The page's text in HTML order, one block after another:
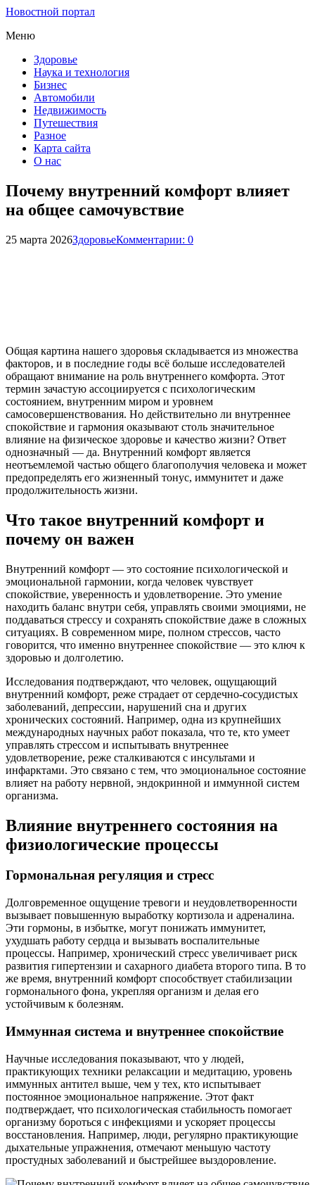
Новостной портал
Меню
Здоровье
Наука и технология
Бизнес
Автомобили
Недвижимость
Путешествия
Разное
Карта сайта
О нас
Почему внутренний комфорт влияет
на общее самочувствие
25 марта 2026ЗдоровьеКомментарии: 0
Общая картина нашего здоровья складывается из множества
факторов, и в последние годы всё больше исследователей
обращают внимание на роль внутреннего комфорта. Этот
термин зачастую ассоциируется с психологическим
состоянием, внутренним миром и уровнем
самосовершенствования. Но действительно ли внутреннее
спокойствие и гармония оказывают столь значительное
влияние на физическое здоровье и качество жизни? Ответ
однозначный — да. Внутренний комфорт является
неотъемлемой частью общего благополучия человека и может
предопределять его жизненный тонус, иммунитет и даже
продолжительность жизни.
Что такое внутренний комфорт и
почему он важен
Внутренний комфорт — это состояние психологической и
эмоциональной гармонии, когда человек чувствует
спокойствие, уверенность и удовлетворение. Это умение
находить баланс внутри себя, управлять своими эмоциями, не
поддаваться стрессу и сохранять спокойствие даже в сложных
ситуациях. В современном мире, полном стрессов, часто
говорится, что именно внутреннее спокойствие — это ключ к
здоровью и долголетию.
Исследования подтверждают, что человек, ощущающий
внутренний комфорт, реже страдает от сердечно-сосудистых
заболеваний, депрессии, нарушений сна и других
хронических состояний. Например, одна из крупнейших
международных научных работ показала, что те, кто умеет
управлять стрессом и испытывать внутреннее
удовлетворение, реже сталкиваются с инсультами и
инфарктами. Это связано с тем, что эмоциональное состояние
влияет на работу нервной, эндокринной и иммунной систем
организма.
Влияние внутреннего состояния на
физиологические процессы
Гормональная регуляция и стресс
Долговременное ощущение тревоги и неудовлетворенности
вызывает повышенную выработку кортизола и адреналина.
Эти гормоны, в избытке, могут понижать иммунитет,
ухудшать работу сердца и вызывать воспалительные
процессы. Например, хронический стресс увеличивает риск
развития гипертензии и сахарного диабета второго типа. В то
же время, внутренний комфорт способствует стабилизации
гормонального фона, укрепляя организм и делая его
устойчивым к болезням.
Иммунная система и внутреннее спокойствие
Научные исследования показывают, что у людей,
практикующих техники релаксации и медитацию, уровень
иммунных антител выше, чем у тех, кто испытывает
постоянное эмоциональное напряжение. Этот факт
подтверждает, что психологическая стабильность помогает
организму бороться с инфекциями и ускоряет процессы
восстановления. Например, люди, регулярно практикующие
дыхательные упражнения, отмечают меньшую частоту
простудных заболеваний и быстрейшее выздоровление.